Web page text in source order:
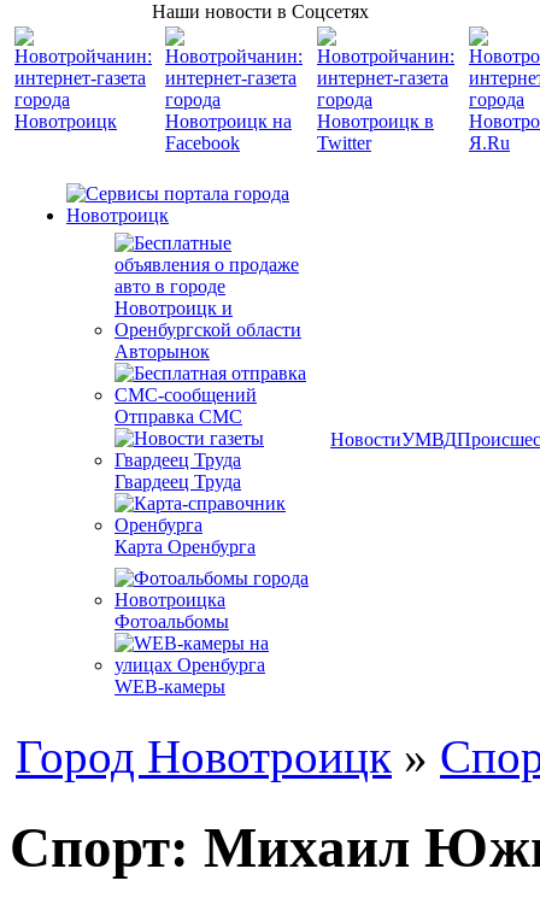
Наши новости в Соцсетях
Авторынок
Отправка СМС
Гвардеец Труда
Карта Оренбурга
Фотоальбомы
WEB-камеры
НовостиУМВД
Город Новотроицк »
Спорт: Михаил